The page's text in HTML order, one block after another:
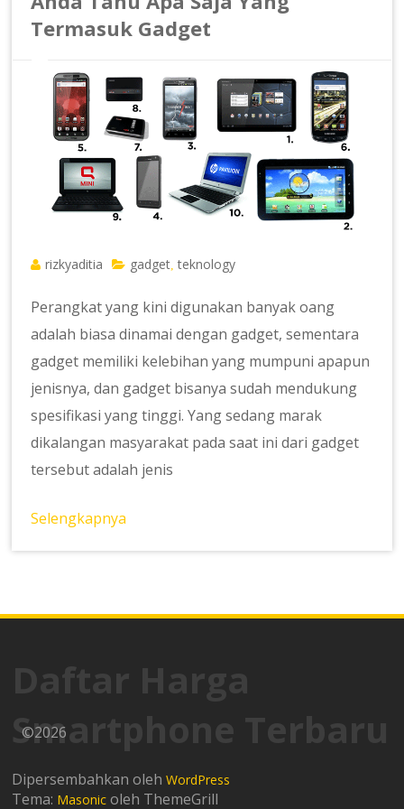
Termasuk Gadget
rizkyaditia gadget ,teknology
Perangkat yang kini digunakan banyak oang
adalah biasa dinamai dengan gadget, sementara
gadget memiliki kelebihan yang mumpuni apapun
jenisnya, dan gadget bisanya sudah mendukung
spesifikasi yang tinggi. Yang sedang marak
dikalangan masyarakat pada saat ini dari gadget
tersebut adalah jenis
Selengkapnya
Daftar Harga
Smartphone Terbaru
©2026
Dipersembahkan olehWordPress
Tema: Masonic oleh ThemeGrill